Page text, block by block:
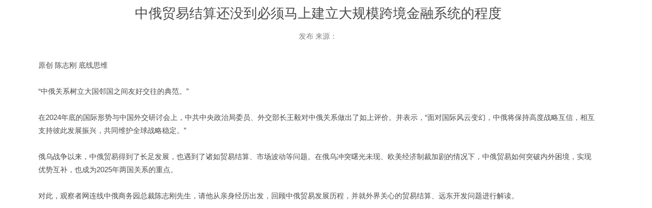
中俄贸易结算还没到必须马上建立大规模跨境金融系统的程度
发布 来源：
原创 陈志刚 底线思维
“中俄关系树立大国邻国之间友好交往的典范。”
在2024年底的国际形势与中国外交研讨会上，中共中央政治局委员、外交部长王毅对中俄关系做出了如上评价。并表示，“面对国际风云变幻，中俄将保持高度战略互信，相互
支持彼此发展振兴，共同维护全球战略稳定。”
俄乌战争以来，中俄贸易得到了长足发展，也遇到了诸如贸易结算、市场波动等问题。在俄乌冲突曙光未现、欧美经济制裁加剧的情况下，中俄贸易如何突破内外困境，实现
优势互补，也成为2025年两国关系的重点。
对此，观察者网连线中俄商务园总裁陈志刚先生，请他从亲身经历出发，回顾中俄贸易发展历程，并就外界关心的贸易结算、远东开发问题进行解读。